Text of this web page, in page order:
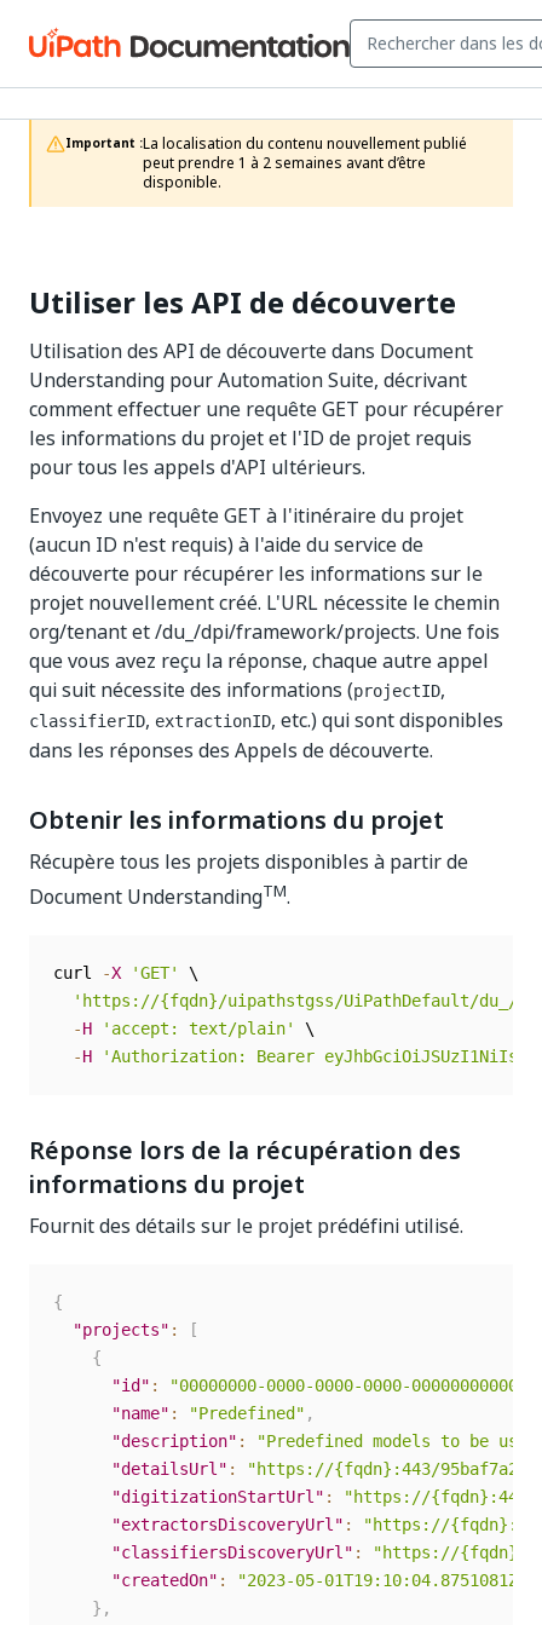
Important :La localisation du contenu nouvellement publié
peut prendre 1 à 2 semaines avant d’être
disponible.
Utiliser les API de découverte
Utilisation des API de découverte dans Document
Understanding pour Automation Suite, décrivant
comment effectuer une requête GET pour récupérer
les informations du projet et l'ID de projet requis
pour tous les appels d'API ultérieurs.
Envoyez une requête GET à l'itinéraire du projet
(aucun ID n'est requis) à l'aide du service de
découverte pour récupérer les informations sur le
projet nouvellement créé. L'URL nécessite le chemin
org/tenant et /du_/dpi/framework/projects. Une fois
que vous avez reçu la réponse, chaque autre appel
qui suit nécessite des informations (projectID,
classifierID, extractionID, etc.) qui sont disponibles
dans les réponses des Appels de découverte.
Obtenir les informations du projet
Récupère tous les projets disponibles à partir de
Document UnderstandingTM.
curl -X 'GET'
\
'https://{fqdn}/uipathstgss/UiPathDefault/du_/
-H 'accept: text/plain'
\
-H 'Authorization: Bearer
Réponse lors de la récupération des
informations du projet
Fournit des détails sur le projet prédéfini utilisé.
{
"projects" :
[
{
"id" : "00000000-0000-0000-0000-000000000000"
"name" : "Predefined" ,
"description" :
"Predefined models to be
"detailsUrl" :
"https://{fqdn}:443/95baf7a2-
"digitizationStartUrl" :
"https://{fqdn}:443/
"extractorsDiscoveryUrl" :
"https://{fqdn}:443/
"classifiersDiscoveryUrl" :
"https://
"createdOn" :
"2023-05-01T19:10:04.8751081Z"
} ,